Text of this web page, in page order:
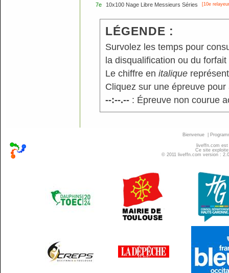
7e 10x100 Nage Libre Messieurs Séries [10e
LÉGENDE :
Survolez les temps pour
la disqualification ou du forfait
Le chiffre en italique
Cliquez sur une épreuve
--:--.--: Épreuve non courue
Bienvenue
liveffn.com
Ce site
© 2011 liveffn.com version :